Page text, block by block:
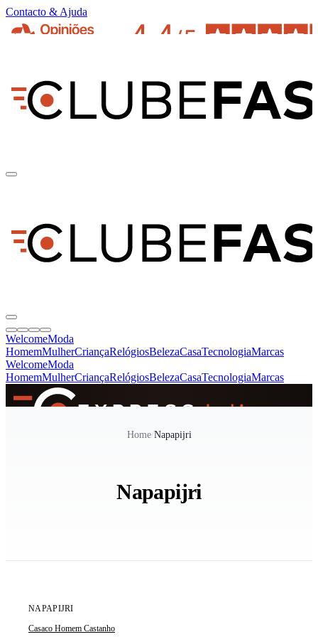
Contacto & Ajuda
WelcomeModa
HomemMulherCriançaRelógiosBelezaCasaTecnologiaMarcas
WelcomeModa
HomemMulherCriançaRelógiosBelezaCasaTecnologiaMarcas
Home/Napapijri
Napapijri
NAPAPIJRI
Casaco Homem Castanho